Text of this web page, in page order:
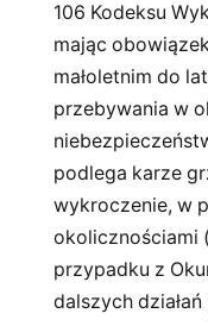
106 Kodeksu
mając
małoletnim do
przebywania w
podlega karze
wykroczenie, w
okolicznościami
przypadku z
dalszych